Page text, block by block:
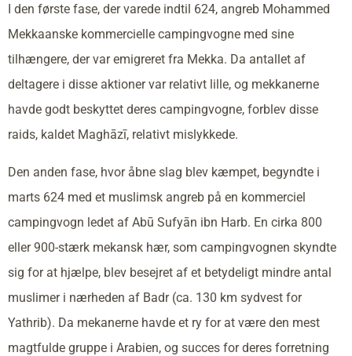
I den første fase, der varede indtil 624, angreb Mohammed
Mekkaanske kommercielle campingvogne med sine
tilhængere, der var emigreret fra Mekka. Da antallet af
deltagere i disse aktioner var relativt lille, og mekkanerne
havde godt beskyttet deres campingvogne, forblev disse
raids, kaldet Maghāzī, relativt mislykkede.
Den anden fase, hvor åbne slag blev kæmpet, begyndte i
marts 624 med et muslimsk angreb på en kommerciel
campingvogn ledet af Abū Sufyān ibn Harb. En cirka 800
eller 900-stærk mekansk hær, som campingvognen skyndte
sig for at hjælpe, blev besejret af et betydeligt mindre antal
muslimer i nærheden af Badr (ca. 130 km sydvest for
Yathrib). Da mekanerne havde et ry for at være den mest
magtfulde gruppe i Arabien, og succes for deres forretning